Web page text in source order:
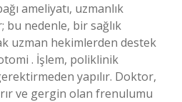
ameliyatı, uzmanlık
nedenle, bir sağlık
uzman hekimlerden destek
. İşlem, poliklinik
yapılır. Doktor,
ve gergin olan frenulumu